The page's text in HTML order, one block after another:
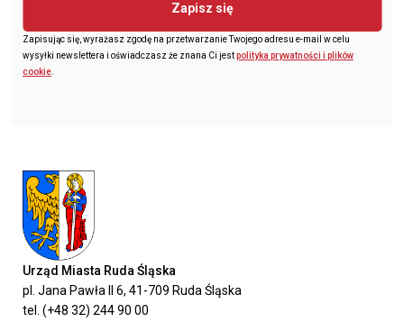
Zapisz się
Zapisując się, wyrażasz zgodę na przetwarzanie Twojego adresu e-mail w celu
wysyłki newslettera i oświadczasz że znana Ci jestpolityka prywatności i plików
cookie.
Urząd Miasta Ruda Śląska
pl. Jana Pawła II 6, 41-709 Ruda Śląska
tel. (+48 32) 244 90 00